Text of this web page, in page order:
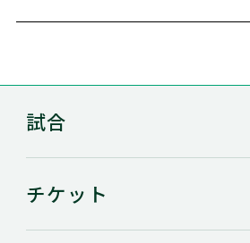
試合
チケット